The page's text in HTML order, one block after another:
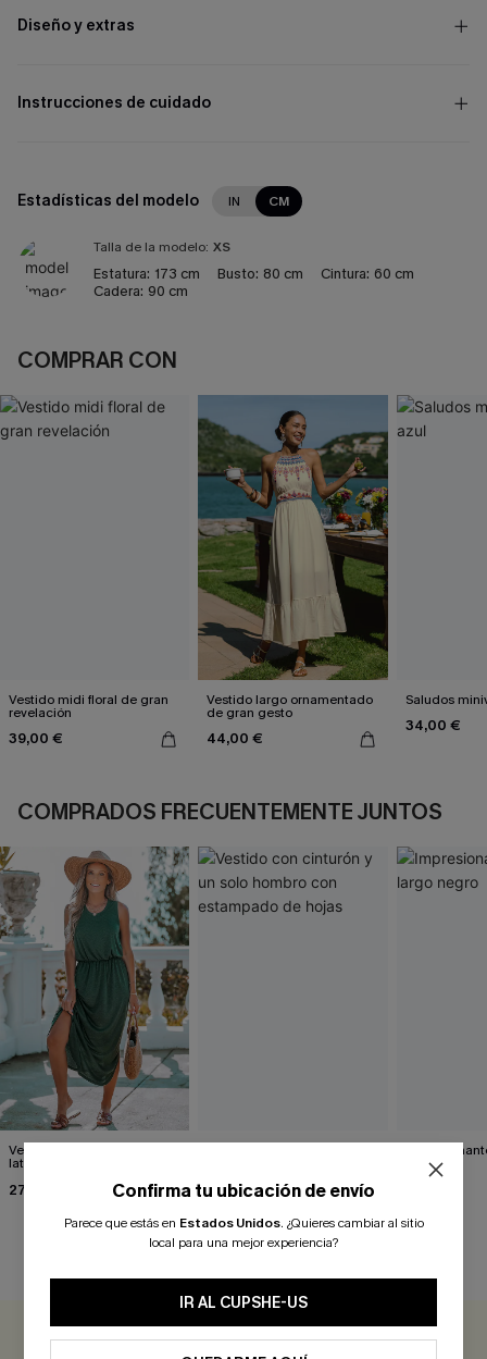
Diseño y extras
Instrucciones de cuidado
Estadísticas del modelo IN CM
Talla de la modelo: XS
Estatura: 173 cm Busto: 80 cm Cintura: 60 cm
Cadera: 90 cm
COMPRAR CON
Vestido midi floral de gran
revelación
39,00 €
Vestido largo ornamentado
de gran gesto
44,00 €
Saludos
34,00 €
COMPRADOS FRECUENTEMENTE JUNTOS
Vestido largo con abertura
lateral verde bosque
27,00 € 34,00 €
negro
RESEÑAS DE CLIENTES
Confirma tu ubicación de envío
Parece que estás en Estados Unidos. ¿Quieres cambiar al sitio
local para una mejor experiencia?
IR AL CUPSHE-US